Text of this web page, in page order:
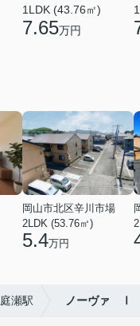
1LDK (43.76㎡)
7.65万円
岡山市北区辛川市場
2LDK (53.76㎡)
5.4万円
庭瀬駅 ノーヴァ Ⅰ